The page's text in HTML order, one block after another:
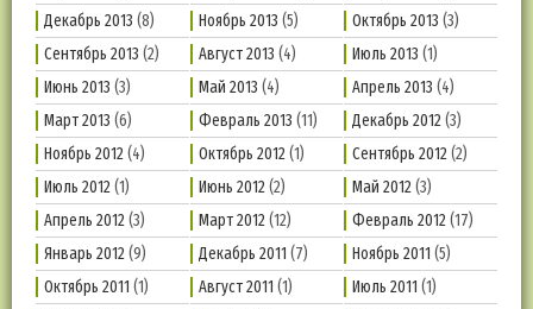
Декабрь 2013 (8) Ноябрь 2013 (5) Октябрь 2013 (3)
Сентябрь 2013 (2) Август 2013 (4) Июль 2013 (1)
Июнь 2013 (3) Май 2013 (4) Апрель 2013 (4)
Март 2013 (6) Февраль 2013 (11) Декабрь 2012(3)
Ноябрь 2012(4) Октябрь 2012(1) Сентябрь 2012(2)
Июль 2012(1) Июнь 2012(2) Май 2012(3)
Апрель 2012(3) Март 2012(12) Февраль 2012(17)
Январь 2012(9) Декабрь 2011 (7) Ноябрь 2011 (5)
Октябрь 2011 (1) Август 2011 (1) Июль 2011 (1)